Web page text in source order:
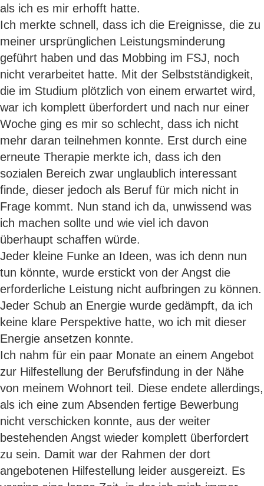
als ich es mir erhofft hatte.
Ich merkte schnell, dass ich die Ereignisse, die zu
meiner ursprünglichen Leistungsminderung
geführt haben und das Mobbing im FSJ, noch
nicht verarbeitet hatte. Mit der Selbstständigkeit,
die im Studium plötzlich von einem erwartet wird,
war ich komplett überfordert und nach nur einer
Woche ging es mir so schlecht, dass ich nicht
mehr daran teilnehmen konnte. Erst durch eine
erneute Therapie merkte ich, dass ich den
sozialen Bereich zwar unglaublich interessant
finde, dieser jedoch als Beruf für mich nicht in
Frage kommt. Nun stand ich da, unwissend was
ich machen sollte und wie viel ich davon
überhaupt schaffen würde.
Jeder kleine Funke an Ideen, was ich denn nun
tun könnte, wurde erstickt von der Angst die
erforderliche Leistung nicht aufbringen zu können.
Jeder Schub an Energie wurde gedämpft, da ich
keine klare Perspektive hatte, wo ich mit dieser
Energie ansetzen konnte.
Ich nahm für ein paar Monate an einem Angebot
zur Hilfestellung der Berufsfindung in der Nähe
von meinem Wohnort teil. Diese endete allerdings,
als ich eine zum Absenden fertige Bewerbung
nicht verschicken konnte, aus der weiter
bestehenden Angst wieder komplett überfordert
zu sein. Damit war der Rahmen der dort
angebotenen Hilfestellung leider ausgereizt. Es